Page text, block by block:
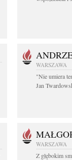
WARSZAWA
"Nie umiera
Jan
WARSZAWA
Z głębokim